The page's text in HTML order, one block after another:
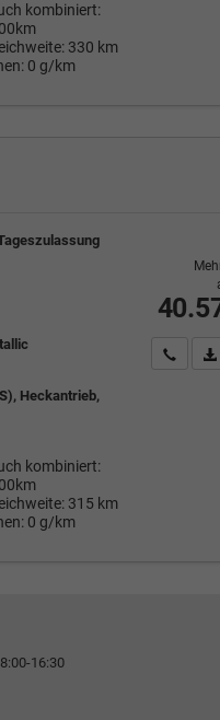
kombiniert:
330 km
0 g/km
Heckantrieb,
kombiniert:
315 km
0 g/km
Wir
16:30